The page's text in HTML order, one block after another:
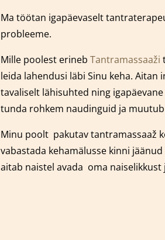
Ma töötan igapäevaselt
probleeme.
Mille poolest erineb Tantramassaaži
leida lahendusi läbi Sinu keha.
tavaliselt lähisuhted ning
tunda rohkem naudinguid ja
Minu poolt pakutav tantramassaaž
vabastada kehamälusse kinni
aitab naistel avada oma naiselikkust